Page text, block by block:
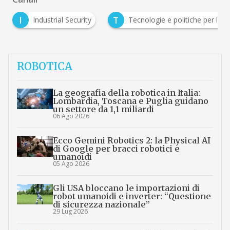
Security T Tecnologie e politiche per la sostenibilità
ROBOTICA
La geografia della robotica in Italia:
Lombardia, Toscana e Puglia guidano
un settore da 1,1 miliardi
06 Ago 2026
Ecco Gemini Robotics 2: la Physical AI
di Google per bracci robotici e
umanoidi
05 Ago 2026
Gli USA bloccano le importazioni di
robot umanoidi e inverter: “Questione
di sicurezza nazionale”
29 Lug 2026